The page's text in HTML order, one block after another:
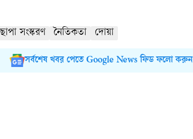
ছাপা সংস্করণ নৈতিকতা দোয়া
সর্বশেষ খবর পেতে Google News ফিড ফলো করুন